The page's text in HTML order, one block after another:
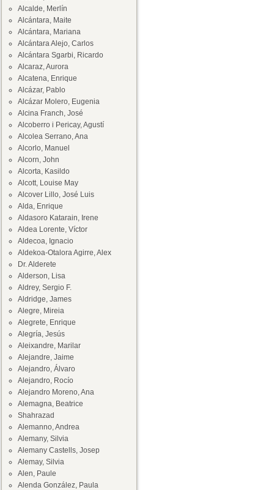
Alcalde, Merlín
Alcántara, Maite
Alcántara, Mariana
Alcántara Alejo, Carlos
Alcántara Sgarbi, Ricardo
Alcaraz, Aurora
Alcatena, Enrique
Alcázar, Pablo
Alcázar Molero, Eugenia
Alcina Franch, José
Alcoberro i Pericay, Agustí
Alcolea Serrano, Ana
Alcorlo, Manuel
Alcorn, John
Alcorta, Kasildo
Alcott, Louise May
Alcover Lillo, José Luis
Alda, Enrique
Aldasoro Katarain, Irene
Aldea Lorente, Víctor
Aldecoa, Ignacio
Aldekoa-Otalora Agirre, Alex
Dr. Alderete
Alderson, Lisa
Aldrey, Sergio F.
Aldridge, James
Alegre, Mireia
Alegrete, Enrique
Alegría, Jesús
Aleixandre, Marilar
Alejandre, Jaime
Alejandro, Álvaro
Alejandro, Rocío
Alejandro Moreno, Ana
Alemagna, Beatrice
Shahrazad
Alemanno, Andrea
Alemany, Silvia
Alemany Castells, Josep
Alemay, Silvia
Alen, Paule
Alenda González, Paula